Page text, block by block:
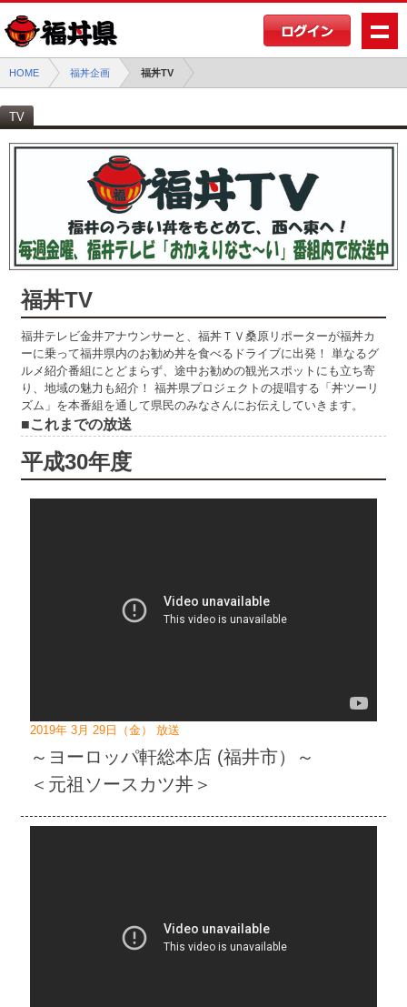
HOME 福丼企画 福丼TV
TV
福丼TV
福井テレビ金井アナウンサーと、福丼ＴＶ桑原リポーターが福丼カ
ーに乗って福井県内のお勧め丼を食べるドライブに出発！ 単なるグ
ルメ紹介番組にとどまらず、途中お勧めの観光スポットにも立ち寄
り、地域の魅力も紹介！ 福丼県プロジェクトの提唱する「丼ツーリ
ズム」を本番組を通して県民のみなさんにお伝えしていきます。
■これまでの放送
平成30年度
2019年 3月 29日（金） 放送
～ヨーロッパ軒総本店 (福井市）～
＜元祖ソースカツ丼＞